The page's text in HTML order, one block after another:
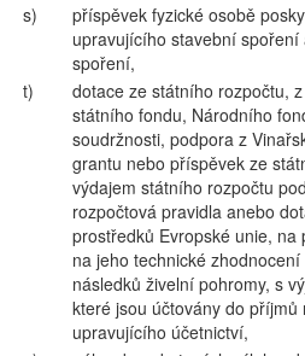
s)
příspěvek fyzické osobě
upravujícího stavební
spoření,
t)
dotace ze státního rozpočtu,
státního fondu, Národního
soudržnosti, podpora z
grantu nebo příspěvek ze
výdajem státního rozpočtu
rozpočtová pravidla anebo
prostředků Evropské unie,
na jeho technické
následků živelní pohromy, s
které jsou účtovány do
upravujícího účetnictví,